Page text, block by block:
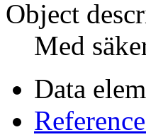
Object
Med
Data